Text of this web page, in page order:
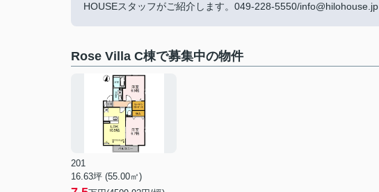
HOUSEスタッフがご紹介します。049-228-5550/
Rose Villa C棟で募集中の物件
201
16.63坪 (55.00㎡)